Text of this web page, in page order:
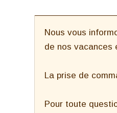
Nous vous
de nos vacances
La prise de
Pour toute